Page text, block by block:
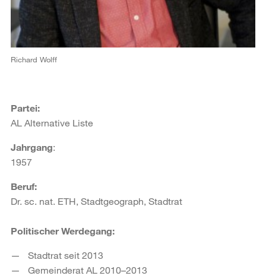
Richard Wolff
Partei:
AL Alternative Liste
Jahrgang:
1957
Beruf:
Dr. sc. nat. ETH, Stadtgeograph, Stadtrat
Politischer Werdegang:
Stadtrat seit 2013
Gemeinderat AL 2010–2013